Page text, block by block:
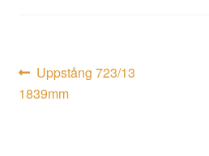
Inläggsnavigering
Föregående
inlägg:
Uppstång 723/13
1839mm